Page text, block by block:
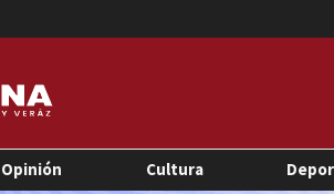
Opinión Cultura